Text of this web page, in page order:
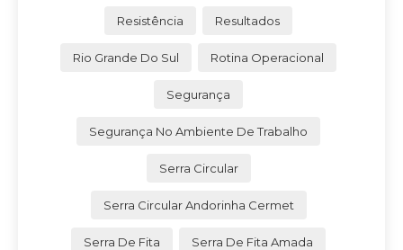
Resistência Resultados
Rio Grande Do Sul Rotina Operacional
Segurança
Segurança No Ambiente De Trabalho
Serra Circular
Serra Circular Andorinha Cermet
Serra De Fita Serra De Fita Amada